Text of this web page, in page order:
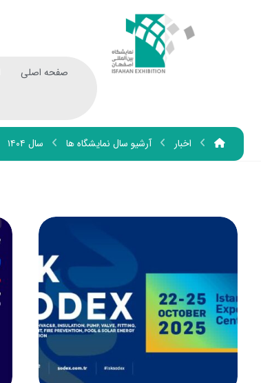
صفحه اصلی
اخبار آرشیو سال نمایشگاه ها سال ۱۴۰۴